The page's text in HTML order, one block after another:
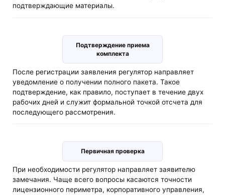
подтверждающие материалы.
Подтверждение приема
комплекта
После регистрации заявления регулятор направляет
уведомление о получении полного пакета. Такое
подтверждение, как правило, поступает в течение двух
рабочих дней и служит формальной точкой отсчета для
последующего рассмотрения.
Первичная проверка
При необходимости регулятор направляет заявителю
замечания. Чаще всего вопросы касаются точности
лицензионного периметра, корпоративного управления,